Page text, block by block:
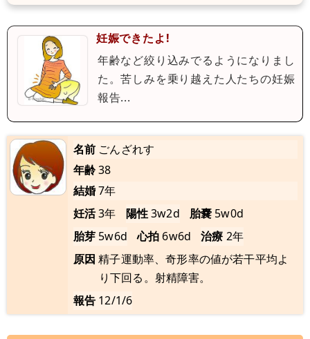
妊娠できたよ!
年齢など絞り込みでるようになりまし
た。苦しみを乗り越えた人たちの妊娠
報告...
名前 ごんざれす
年齢38
結婚7年
妊活3年 陽性3w2d 胎嚢 5w0d
胎芽 5w6d 心拍 6w6d 治療 2年
原因 精子運動率、奇形率の値が若干平均よ
り下回る。射精障害。
報告 12/1/6